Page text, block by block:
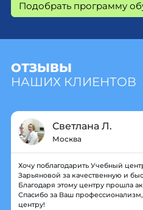
Подобрать программу
ОТЗЫВЫ
НАШИХ КЛИЕНТОВ
Светлана Л.
Москва
Хочу поблагодарить Учебный
Зарьяновой за качественную и
Благодаря этому центру прошла
Спасибо за Ваш
центру!